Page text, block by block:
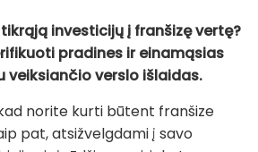
investicijų į franšizę vertę?
pradines ir einamąsias
veiksiančio verslo išlaidas.
norite kurti būtent franšize
pat, atsižvelgdami į savo